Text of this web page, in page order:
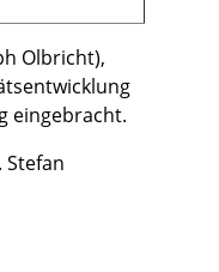
Olbricht),
eingebracht.